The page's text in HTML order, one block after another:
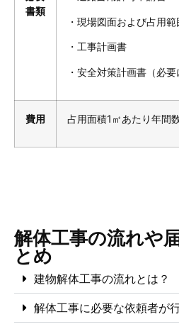
書類
・現場図面および占用
・工事計画書
・安全対策計画書（必
費用 占用面積1㎡あたり年間
解体工事の流れや
とめ
建物解体工事の流れとは？
解体工事に必要な依頼者が